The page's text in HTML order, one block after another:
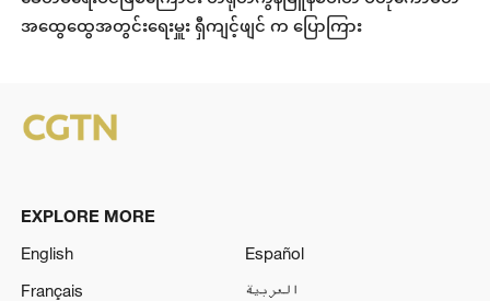
အထွေထွေအတွင်းရေးမှူး ရှီကျင့်ဖျင် က ပြောကြား
EXPLORE MORE
English
Español
Français
العربية